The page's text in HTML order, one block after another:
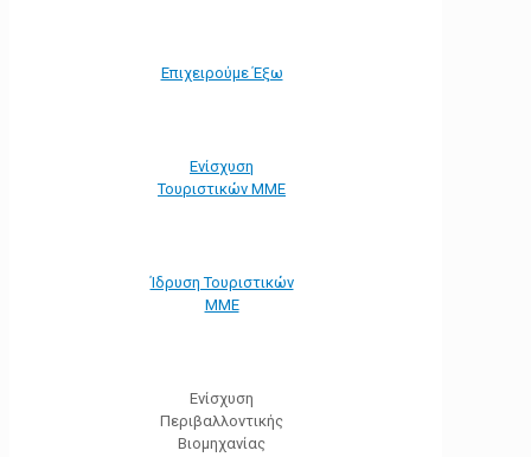
Επιχειρούμε Έξω
Ενίσχυση
Τουριστικών ΜΜΕ
Ίδρυση Τουριστικών
ΜΜΕ
Ενίσχυση
Περιβαλλοντικής
Βιομηχανίας